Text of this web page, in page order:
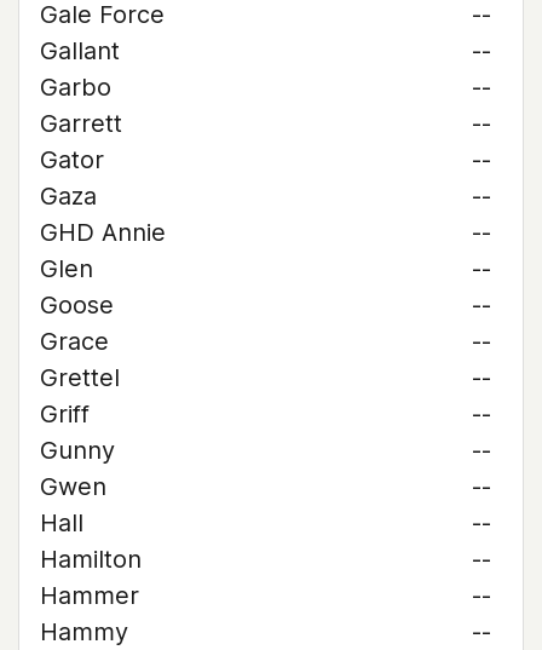
Gale Force
--
Gallant
--
Garbo
--
Garrett
--
Gator
--
Gaza
--
GHD Annie
--
Glen
--
Goose
--
Grace
--
Grettel
--
Griff
--
Gunny
--
Gwen
--
Hall
--
Hamilton
--
Hammer
--
Hammy
--